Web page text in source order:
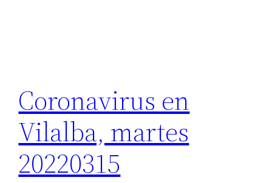
Coronavirus en
Vilalba, martes
20220315